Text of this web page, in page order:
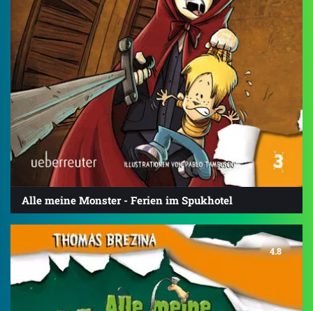
Alle meine Monster - Ferien im Spukhotel
4.8